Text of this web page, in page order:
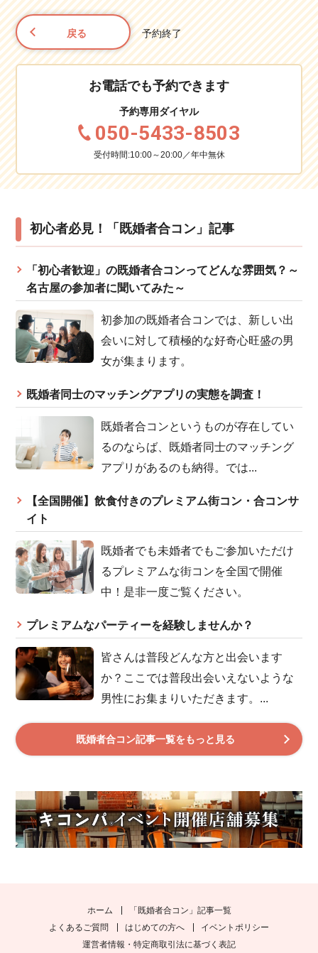
戻る 予約終了
お電話でも予約できます
予約専用ダイヤル
050-5433-8503
受付時間:10:00～20:00／年中無休
初心者必見！「既婚者合コン」記事
「初心者歓迎」の既婚者合コンってどんな雰囲気？～
名古屋の参加者に聞いてみた～
初参加の既婚者合コンでは、新しい出
会いに対して積極的な好奇心旺盛の男
女が集まります。
既婚者同士のマッチングアプリの実態を調査！
既婚者合コンというものが存在してい
るのならば、既婚者同士のマッチング
アプリがあるのも納得。では...
【全国開催】飲食付きのプレミアム街コン・合コンサ
イト
既婚者でも未婚者でもご参加いただけ
るプレミアムな街コンを全国で開催
中！是非一度ご覧ください。
プレミアムなパーティーを経験しませんか？
皆さんは普段どんな方と出会います
か？ここでは普段出会いえないような
男性にお集まりいただきます。...
既婚者合コン記事一覧をもっと見る
ホーム
「既婚者合コン」記事一覧
よくあるご質問
はじめての方へ
イベントポリシー
運営者情報・特定商取引法に基づく表記